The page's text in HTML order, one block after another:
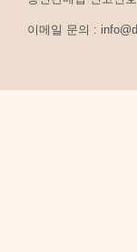
이메일 문의 :